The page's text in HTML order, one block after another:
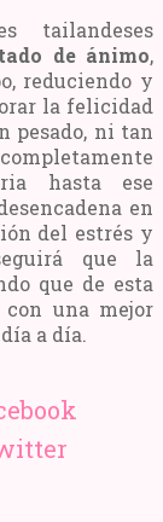
tailandeses
de ánimo,
reduciendo y
la felicidad
pesado, ni tan
hasta ese
en
del estrés y
que la
que de esta
una mejor
a día.